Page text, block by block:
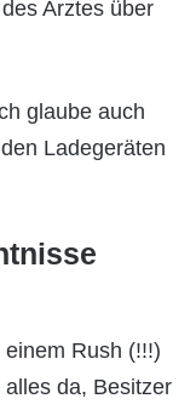
Arztes über
glaube auch
Ladegeräten
Rush (!!!)
da, Besitzer